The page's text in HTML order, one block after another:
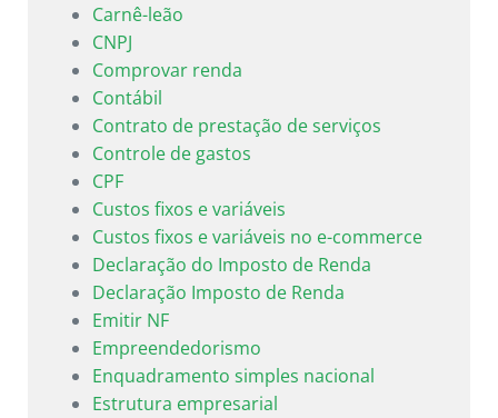
Carnê-leão
CNPJ
Comprovar renda
Contábil
Contrato de prestação de serviços
Controle de gastos
CPF
Custos fixos e variáveis
Custos fixos e variáveis no e-commerce
Declaração do Imposto de Renda
Declaração Imposto de Renda
Emitir NF
Empreendedorismo
Enquadramento simples nacional
Estrutura empresarial